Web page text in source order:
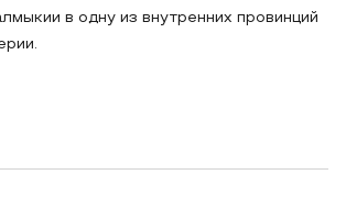
в одну из внутренних провинций